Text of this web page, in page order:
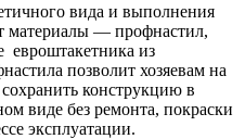
вида и выполнения
материалы — профнастил,
евроштакетника из
позволит хозяевам на
конструкцию в
виде без ремонта, покраски
эксплуатации.